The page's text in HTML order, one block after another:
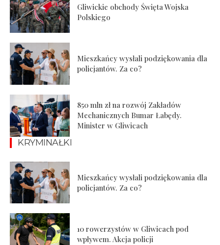
Gliwickie obchody Święta Wojska
Polskiego
Mieszkańcy wysłali podziękowania dla
policjantów. Za co?
850 mln zł na rozwój Zakładów
Mechanicznych Bumar Łabędy.
Minister w Gliwicach
KRYMINAŁKI
Mieszkańcy wysłali podziękowania dla
policjantów. Za co?
10 rowerzystów w Gliwicach pod
wpływem. Akcja policji